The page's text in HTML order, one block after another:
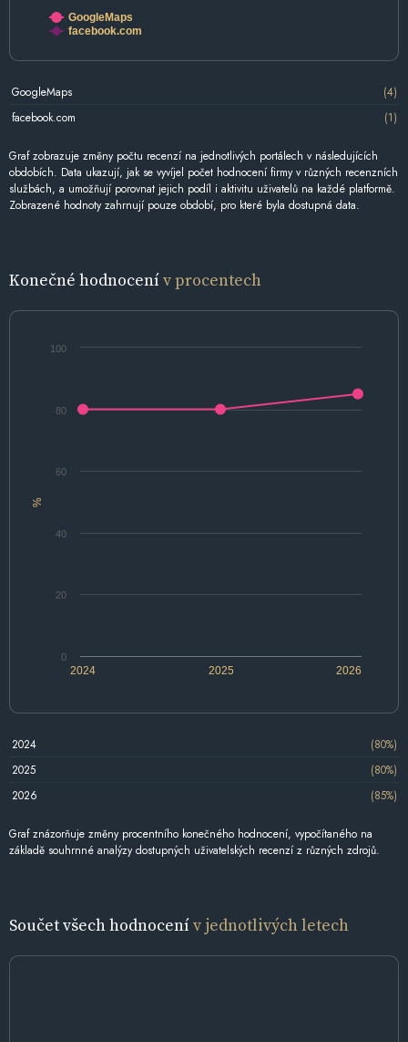
GoogleMaps
facebook.com
GoogleMaps
(4)
facebook.com
(1)
Graf zobrazuje změny počtu recenzí na jednotlivých portálech v následujících
obdobích. Data ukazují, jak se vyvíjel počet hodnocení firmy v různých recenzních
službách, a umožňují porovnat jejich podíl i aktivitu uživatelů na každé platformě.
Zobrazené hodnoty zahrnují pouze období, pro které byla dostupná data.
Konečné hodnocenív procentech
%
2024 2025 2026
0
20
40
60
80
100
2024
(80%)
2025
(80%)
2026
(85%)
Graf znázorňuje změny procentního konečného hodnocení, vypočítaného na
základě souhrnné analýzy dostupných uživatelských recenzí z různých zdrojů.
Součet všech hodnocenív jednotlivých letech